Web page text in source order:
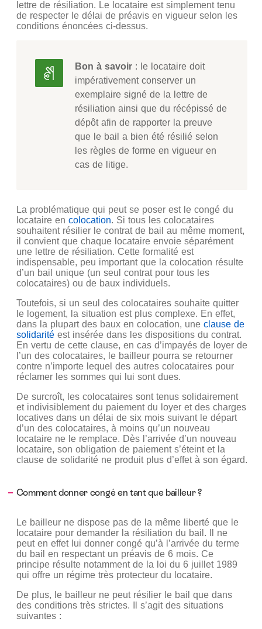
lettre de résiliation. Le locataire est simplement tenu
de respecter le délai de préavis en vigueur selon les
conditions énoncées ci-dessus.
Bon à savoir : le locataire doit
impérativement conserver un
exemplaire signé de la lettre de
résiliation ainsi que du récépissé de
dépôt afin de rapporter la preuve
que le bail a bien été résilié selon
les règles de forme en vigueur en
cas de litige.
La problématique qui peut se poser est le congé du
locataire en colocation. Si tous les colocataires
souhaitent résilier le contrat de bail au même moment,
il convient que chaque locataire envoie séparément
une lettre de résiliation. Cette formalité est
indispensable, peu important que la colocation résulte
d’un bail unique (un seul contrat pour tous les
colocataires) ou de baux individuels.
Toutefois, si un seul des colocataires souhaite quitter
le logement, la situation est plus complexe. En effet,
dans la plupart des baux en colocation, une clause de
solidaritéest insérée dans les dispositions du contrat.
En vertu de cette clause, en cas d’impayés de loyer de
l’un des colocataires, le bailleur pourra se retourner
contre n’importe lequel des autres colocataires pour
réclamer les sommes qui lui sont dues.
De surcroît, les colocataires sont tenus solidairement
et indivisiblement du paiement du loyer et des charges
locatives dans un délai de six mois suivant le départ
d’un des colocataires, à moins qu’un nouveau
locataire ne le remplace. Dès l’arrivée d’un nouveau
locataire, son obligation de paiement s’éteint et la
clause de solidarité ne produit plus d’effet à son égard.
Comment donner congé en tant que bailleur ?
Le bailleur ne dispose pas de la même liberté que le
locataire pour demander la résiliation du bail. Il ne
peut en effet lui donner congé qu’à l’arrivée du terme
du bail en respectant un préavis de 6 mois. Ce
principe résulte notamment de la loi du 6 juillet 1989
qui offre un régime très protecteur du locataire.
De plus, le bailleur ne peut résilier le bail que dans
des conditions très strictes. Il s’agit des situations
suivantes :